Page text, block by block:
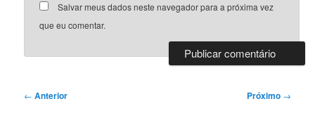
Salvar meus dados neste navegador para a próxima vez
que eu comentar.
Navegação
← Anterior Próximo →